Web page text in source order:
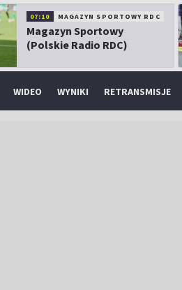
07:10 MAGAZYN SPORTOWY RDC
Magazyn Sportowy
(Polskie Radio RDC)
WIDEO WYNIKI RETRANSMISJE